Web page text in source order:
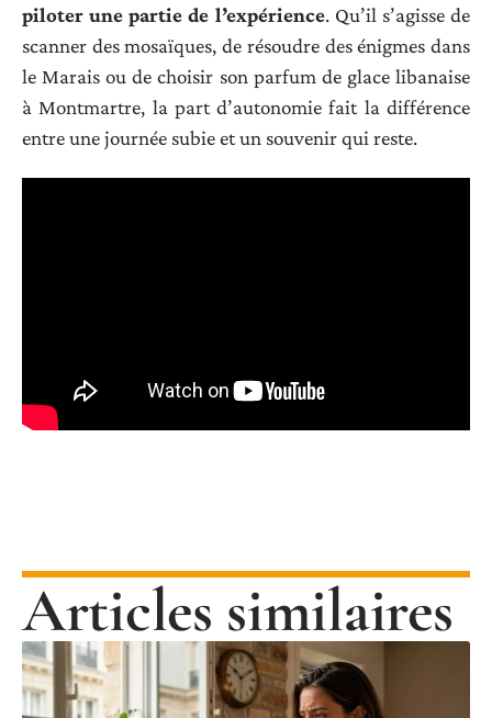
piloter une partie de l’expérience. Qu’il s’agisse de
scanner des mosaïques, de résoudre des énigmes dans
le Marais ou de choisir son parfum de glace libanaise
à Montmartre, la part d’autonomie fait la différence
entre une journée subie et un souvenir qui reste.
Articles similaires